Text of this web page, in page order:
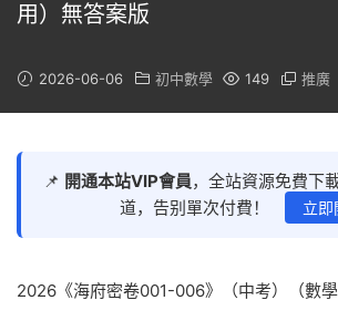
用）無答案版
2026-06-06 初中數學 149 推廣
📌 開通本站VIP會員，全站資源免費下
道，告别單次付費！
立即
2026《海府密卷001-006》（中考）（數學